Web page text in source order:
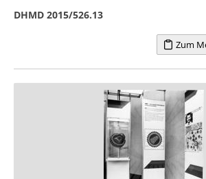
DHMD 2015/526.13
Zum